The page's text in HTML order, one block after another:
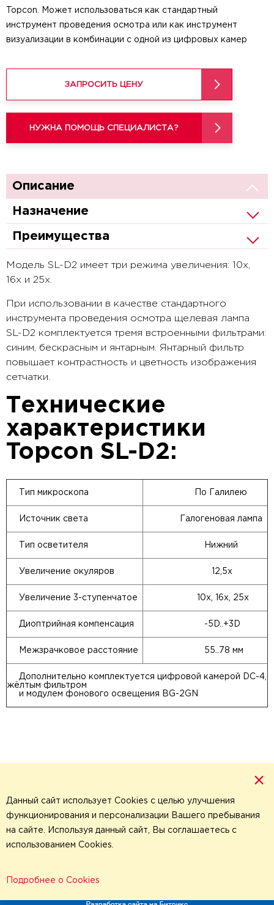
Topcon. Может использоваться как стандартный
инструмент проведения осмотра или как инструмент
визуализации в комбинации с одной из цифровых камер
ЗАПРОСИТЬ ЦЕНУ
НУЖНА ПОМОЩЬ СПЕЦИАЛИСТА?
Описание
Назначение
Преимущества
Модель SL-D2 имеет три режима увеличения: 10х,
16х и 25х.
При использовании в качестве стандартного
инструмента проведения осмотра щелевая лампа
SL-D2 комплектуется тремя встроенными фильтрами:
синим, бескрасным и янтарным. Янтарный фильтр
повышает контрастность и цветность изображения
сетчатки.
Технические
характеристики
Topcon SL-D2:
Тип микроскопа По Галилею
Источник света Галогеновая лампа
Тип осветителя Нижний
Увеличение окуляров 12,5x
Увеличение 3-ступенчатое 10х, 16х, 25х
Диоптрийная компенсация -5D..+3D
Межзрачковое расстояние 55..78 мм
Дополнительно комплектуется цифровой камерой DC-4,
жёлтым фильтром
и модулем фонового освещения BG-2GN
×
Данный сайт использует Cookies с целью улучшения
функционирования и персонализации Вашего пребывания
на сайте. Используя данный сайт, Вы соглашаетесь с
использованием Cookies.
Подробнее о Cookies